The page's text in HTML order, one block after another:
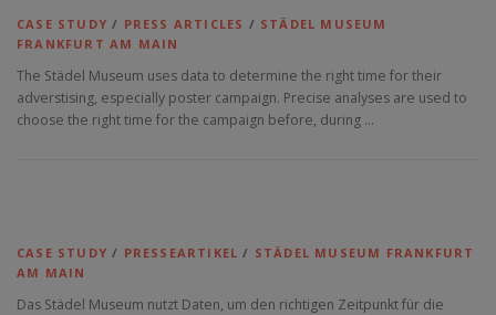
CASE STUDY / PRESS ARTICLES / STÄDEL MUSEUM
FRANKFURT AM MAIN
The Städel Museum uses data to determine the right time for their
adverstising, especially poster campaign. Precise analyses are used to
choose the right time for the campaign before, during …
CASE STUDY / PRESSEARTIKEL / STÄDEL MUSEUM FRANKFURT
AM MAIN
Das Städel Museum nutzt Daten, um den richtigen Zeitpunkt für die